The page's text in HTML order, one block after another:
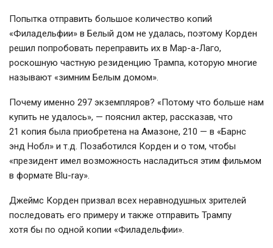
Попытка отправить большое количество копий
«Филадельфии» в Белый дом не удалась, поэтому Корден
решил попробовать переправить их в Мар-а-Лаго,
роскошную частную резиденцию Трампа, которую многие
называют «зимним Белым домом».
Почему именно 297 экземпляров? «Потому что больше нам
купить не удалось», — пояснил актер, рассказав, что
21 копия была приобретена на Амазоне, 210 — в «Барнс
энд Нобл» и т.д. Позаботился Корден и о том, чтобы
«президент имел возможность насладиться этим фильмом
в формате Blu-ray».
Джеймс Корден призвал всех неравнодушных зрителей
последовать его примеру и также отправить Трампу
хотя бы по одной копии «Филадельфии».